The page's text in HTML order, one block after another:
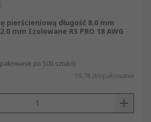
pierścieniową długość 8.0 mm
mm Izolowane RS PRO 18 AWG
po 500 sztuk/i)
59,78 zł/opakowanie